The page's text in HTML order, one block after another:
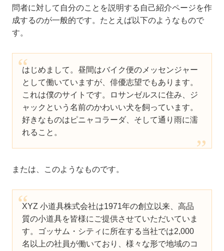
問者に対して自分のことを説明する自己紹介ページを作
成するのが一般的です。たとえば以下のようなもので
す。
はじめまして。昼間はバイク便のメッセンジャー
として働いていますが、俳優志望でもあります。
これは僕のサイトです。ロサンゼルスに住み、ジ
ャックという名前のかわいい犬を飼っています。
好きなものはピニャコラーダ、そして通り雨に濡
れること。
または、このようなものです。
XYZ 小道具株式会社は1971年の創立以来、高品
質の小道具を皆様にご提供させていただいていま
す。ゴッサム・シティに所在する当社では2,000
名以上の社員が働いており、様々な形で地域のコ